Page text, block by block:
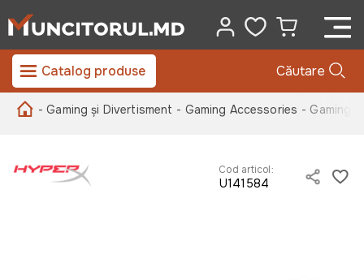
Catalog produse Căutare
- Gaming și Divertisment - Gaming Accessories - Gaming
Cod articol:
U141584